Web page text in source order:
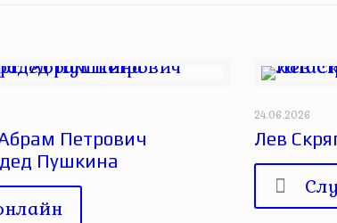
Петрович
Пушкина
24.06.2026
Лев